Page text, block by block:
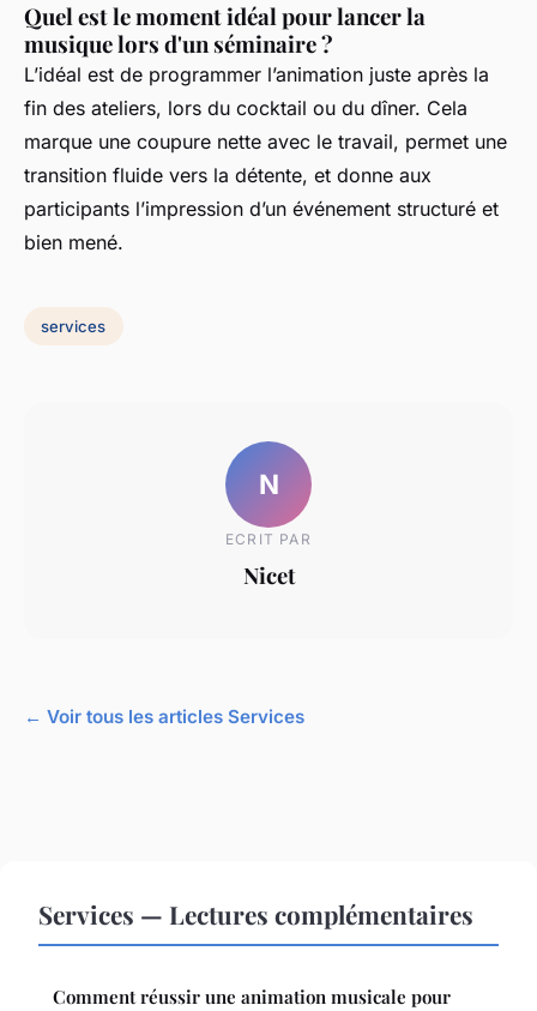
Quel est le moment idéal pour lancer la
musique lors d'un séminaire ?
L’idéal est de programmer l’animation juste après la
fin des ateliers, lors du cocktail ou du dîner. Cela
marque une coupure nette avec le travail, permet une
transition fluide vers la détente, et donne aux
participants l’impression d’un événement structuré et
bien mené.
services
N
ECRIT PAR
Nicet
← Voir tous les articles Services
Services — Lectures complémentaires
Comment réussir une animation musicale pour